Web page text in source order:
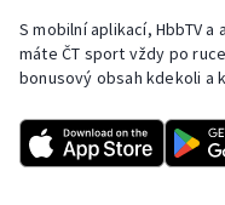
S mobilní aplikací, HbbTV
máte ČT sport vždy po
bonusový obsah kdekoli a